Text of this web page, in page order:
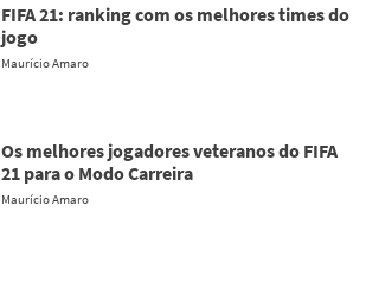
FIFA 21: ranking com os melhores times do
jogo
Maurício Amaro
Os melhores jogadores veteranos do FIFA
21 para o Modo Carreira
Maurício Amaro